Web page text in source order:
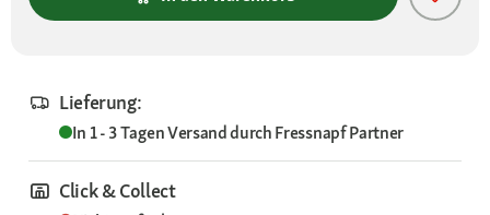
Lieferung:
In 1 - 3 TagenVersand durchFressnapf Partner
Click & Collect